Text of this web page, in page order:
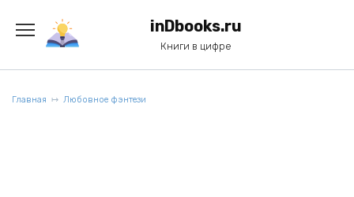
содержанию
inDbooks.ru
Книги в цифре
Главная Любовное фэнтези